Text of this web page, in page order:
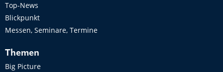
Top-News
Blickpunkt
Messen, Seminare, Termine
Themen
Big Picture